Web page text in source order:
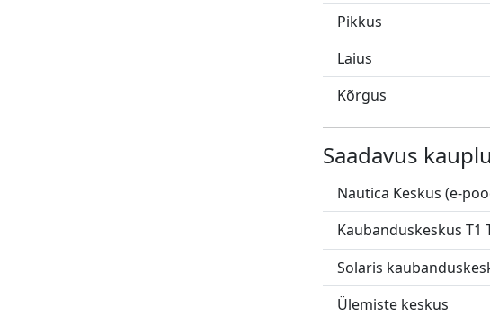
Pikkus
Laius
Kõrgus
Saadavus
Nautica Keskus (e-
Kaubanduskeskus T1
Solaris
Ülemiste keskus